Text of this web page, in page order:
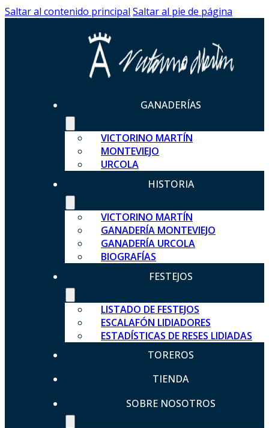
Saltar al contenido principal Saltar al pie de página
GANADERÍAS
VICTORINO MARTÍN
MONTEVIEJO
URCOLA
HISTORIA
VICTORINO MARTÍN
GANADERÍA MONTEVIEJO
GANADERÍA URCOLA
BIOGRAFÍAS
FESTEJOS
LISTADO DE FESTEJOS
ESCALAFÓN LIDIADORES
ESTADÍSTICAS DE RESES LIDIADAS
TOREROS
TIENDA
SOBRE NOSOTROS